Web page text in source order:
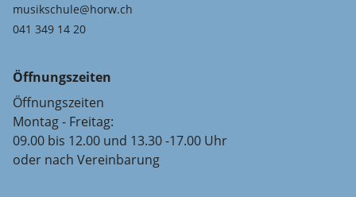
musikschule@horw.ch
041 349 14 20
Öffnungszeiten
Öffnungszeiten
Montag - Freitag:
09.00 bis 12.00 und 13.30 -17.00 Uhr
oder nach Vereinbarung